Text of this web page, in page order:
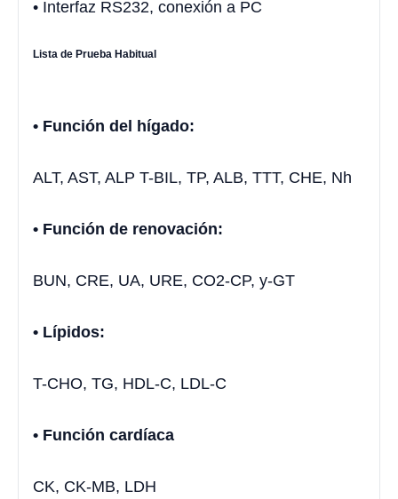
• Interfaz RS232, conexión a PC
Lista de Prueba Habitual
• Función del hígado:
ALT, AST, ALP T-BIL, TP, ALB, TTT, CHE, Nh
• Función de renovación:
BUN, CRE, UA, URE, CO2-CP, y-GT
• Lípidos:
T-CHO, TG, HDL-C, LDL-C
• Función cardíaca
CK, CK-MB, LDH